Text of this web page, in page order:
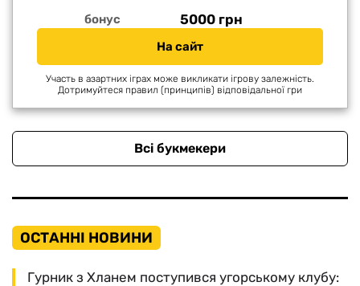
бонус 5000 грн
На сайт
Участь в азартних іграх може викликати ігрову залежність.
Дотримуйтеся правил (принципів) відповідальної гри
Всі букмекери
ОСТАННІ НОВИНИ
Гурник з Хланем поступився угорському клубу: